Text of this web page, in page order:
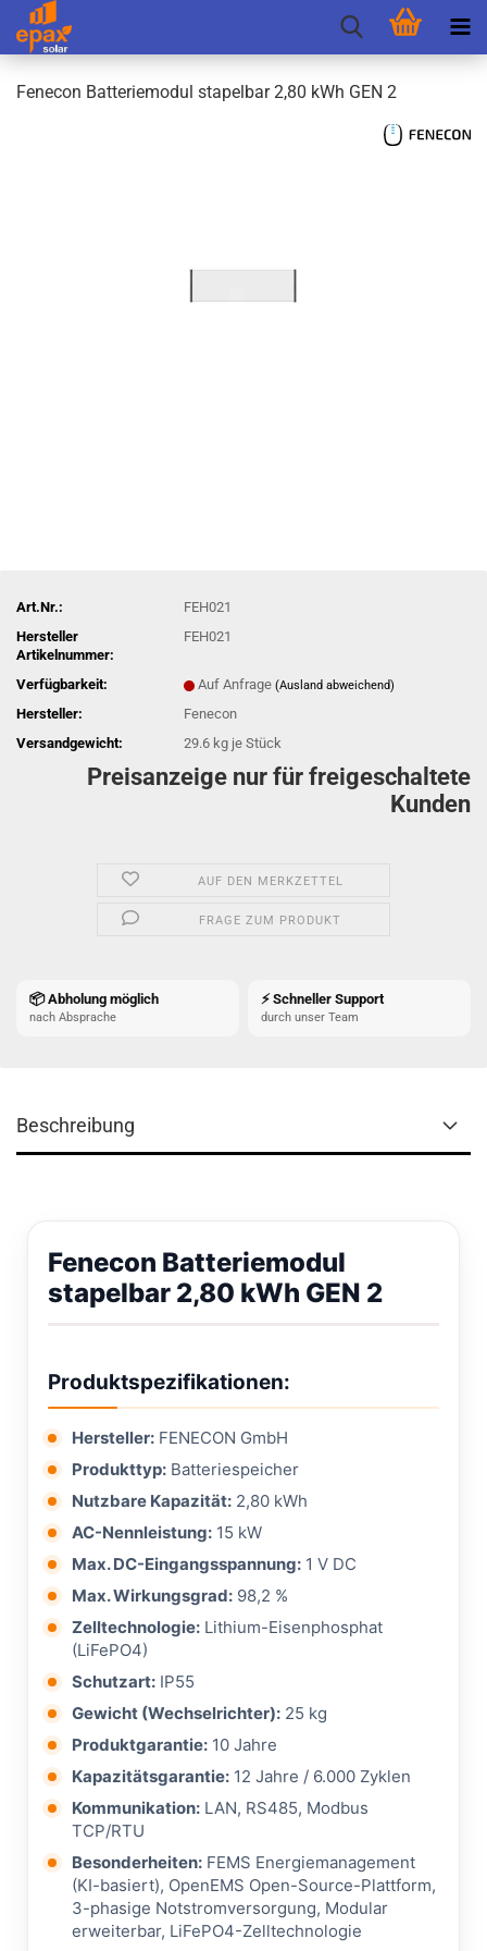
Fen­e­con Bat­te­rie­mo­dul sta­pel­bar 2,80 kWh GEN 2
Art.Nr.:
FEH021
Hersteller
Artikelnummer:
FEH021
Verfügbarkeit: Auf Anfrage (Ausland abweichend)
Hersteller:
Fenecon
Versandgewicht:
29.6 kg je Stück
Preisanzeige nur für freigeschaltete
Kunden
AUF DEN MERKZETTEL
FRAGE ZUM PRODUKT
📦 Abholung möglich
nach Absprache
⚡ Schneller Support
durch unser Team
Beschreibung
Fenecon Batteriemodul
stapelbar 2,80 kWh GEN 2
Produktspezifikationen:
Hersteller: FENECON GmbH
Produkttyp: Batteriespeicher
Nutzbare Kapazität: 2,80 kWh
AC-Nennleistung: 15 kW
Max. DC-Eingangsspannung: 1 V DC
Max. Wirkungsgrad: 98,2 %
Zelltechnologie: Lithium-Eisenphosphat
(LiFePO4)
Schutzart: IP55
Gewicht (Wechselrichter): 25 kg
Produktgarantie: 10 Jahre
Kapazitätsgarantie: 12 Jahre / 6.000 Zyklen
Kommunikation: LAN, RS485, Modbus
TCP/RTU
Besonderheiten: FEMS Energiemanagement
(KI-basiert), OpenEMS Open-Source-Plattform,
3-phasige Notstromversorgung, Modular
erweiterbar, LiFePO4-Zelltechnologie